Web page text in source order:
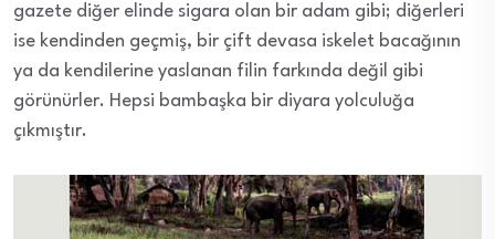
gazete diğer elinde sigara olan bir adam gibi; diğerleri
ise kendinden geçmiş, bir çift devasa iskelet bacağının
ya da kendilerine yaslanan filin farkında değil gibi
görünürler. Hepsi bambaşka bir diyara yolculuğa
çıkmıştır.